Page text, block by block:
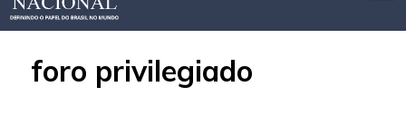
foro privilegiado